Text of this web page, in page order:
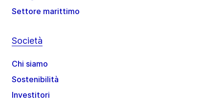
Settore marittimo
Società
Chi siamo
Sostenibilità
Investitori